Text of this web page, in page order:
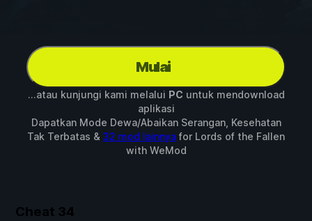
Mulai
...atau kunjungi kami melalui PC untuk mendownload
aplikasi
Dapatkan Mode Dewa/Abaikan Serangan, Kesehatan
Tak Terbatas & 32 mod lainnyafor Lords of the Fallen
with WeMod
Cheat 34